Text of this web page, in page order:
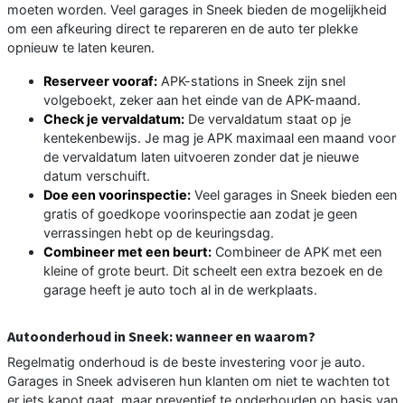
moeten worden. Veel garages in Sneek bieden de mogelijkheid
om een afkeuring direct te repareren en de auto ter plekke
opnieuw te laten keuren.
Reserveer vooraf: APK-stations in Sneek zijn snel
volgeboekt, zeker aan het einde van de APK-maand.
Check je vervaldatum: De vervaldatum staat op je
kentekenbewijs. Je mag je APK maximaal een maand voor
de vervaldatum laten uitvoeren zonder dat je nieuwe
datum verschuift.
Doe een voorinspectie: Veel garages in Sneek bieden een
gratis of goedkope voorinspectie aan zodat je geen
verrassingen hebt op de keuringsdag.
Combineer met een beurt: Combineer de APK met een
kleine of grote beurt. Dit scheelt een extra bezoek en de
garage heeft je auto toch al in de werkplaats.
Autoonderhoud in Sneek: wanneer en waarom?
Regelmatig onderhoud is de beste investering voor je auto.
Garages in Sneek adviseren hun klanten om niet te wachten tot
er iets kapot gaat, maar preventief te onderhouden op basis van